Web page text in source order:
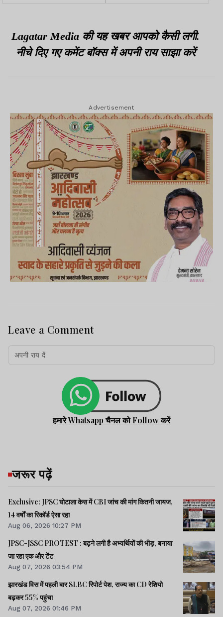
Lagatar Media की यह खबर आपको कैसी लगी.
नीचे दिए गए कमेंट बॉक्स में अपनी राय साझा करें
Advertisement
Leave a Comment
हमारे Whatsapp चैनल को Follow करें
जरूर पढ़ें
Exclusive: JPSC घोटाला केस में CBI जांच की मांग कितनी जायज,
14 वर्षों का रिकॉर्ड ऐसा रहा
Aug 06, 2026 10:27 PM
JPSC-JSSC PROTEST : बढ़ने लगी है अभ्यर्थियों की भीड़, बनाया
जा रहा एक और टेंट
Aug 07, 2026 03:54 PM
झारखंड विस में पहली बार SLBC रिपोर्ट पेश, राज्य का CD रेशियो
बढ़कर 55% पहुंचा
Aug 07, 2026 01:46 PM